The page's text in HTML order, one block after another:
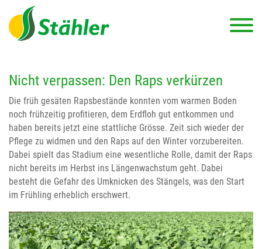
Nicht verpassen: Den Raps verkürzen
Die früh gesäten Rapsbestände konnten vom warmen Boden
noch frühzeitig profitieren, dem Erdfloh gut entkommen und
haben bereits jetzt eine stattliche Grösse. Zeit sich wieder der
Pflege zu widmen und den Raps auf den Winter vorzubereiten.
Dabei spielt das Stadium eine wesentliche Rolle, damit der Raps
nicht bereits im Herbst ins Längenwachstum geht. Dabei
besteht die Gefahr des Umknicken des Stängels, was den Start
im Frühling erheblich erschwert.